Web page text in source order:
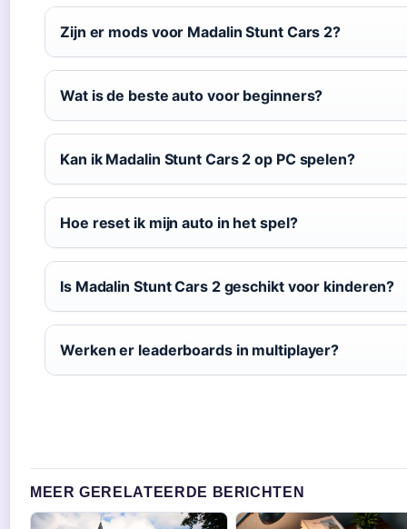
Zijn er mods voor Madalin Stunt Cars 2?
Wat is de beste auto voor beginners?
Kan ik Madalin Stunt Cars 2 op PC spelen?
Hoe reset ik mijn auto in het spel?
Is Madalin Stunt Cars 2 geschikt voor kinderen?
Werken er leaderboards in multiplayer?
MEER GERELATEERDE BERICHTEN